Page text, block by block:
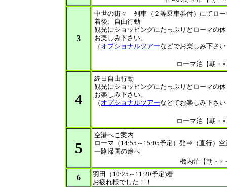
3
中世の街々 列車（２等乗車券付）にてロー
着後、自由行動
観光にショッピングにたっぷりとローマの
お楽しみ下さい。
（ オプショナルツアーなどでお楽しみ下さ
ローマ泊【朝・
4
終日自由行動
観光にショッピングにたっぷりとローマの
お楽しみ下さい。
（ オプショナルツアーなどでお楽しみ下さ
ローマ泊【朝・
5
空港へご案内
ローマ（14:55～15:05予定）発⇒（直行）
一路帰国の途へ
機内泊【朝・×
6
羽田（10:25～11:20予定)着
お疲れ様でした！！